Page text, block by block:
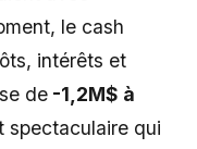
le cash
intérêts et
de -1,2M$ à
spectaculaire qui